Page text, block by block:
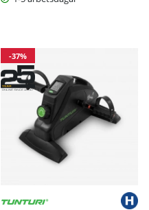
med Infrared
personliga terapeut för
idag och upplev
-37%